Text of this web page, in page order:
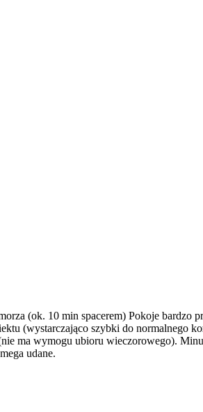
(ok. 10 min spacerem) Pokoje bardzo
(wystarczająco szybki do normalnego
ma wymogu ubioru wieczorowego).
udane.